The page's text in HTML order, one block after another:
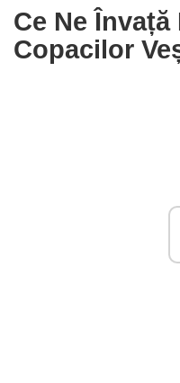
Ce Ne
Copacilor